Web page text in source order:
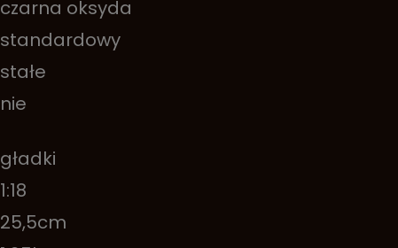
czarna oksyda
standardowy
stałe
nie
gładki
1:18
25,5cm